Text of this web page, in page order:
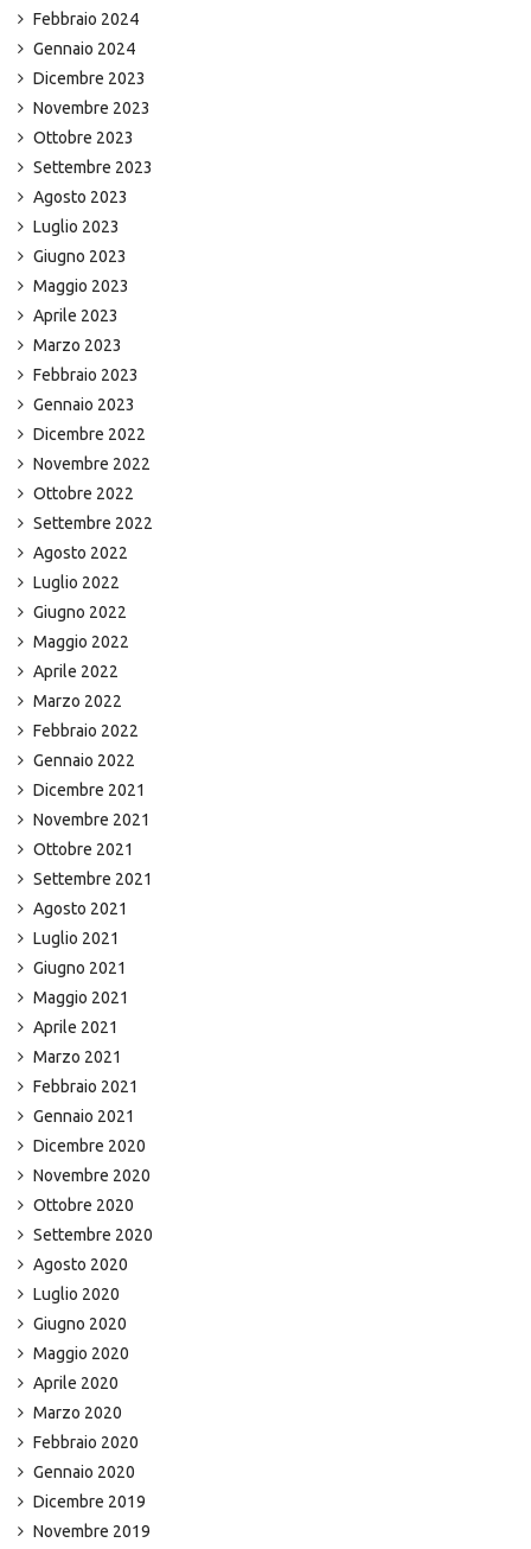
Febbraio 2024
Gennaio 2024
Dicembre 2023
Novembre 2023
Ottobre 2023
Settembre 2023
Agosto 2023
Luglio 2023
Giugno 2023
Maggio 2023
Aprile 2023
Marzo 2023
Febbraio 2023
Gennaio 2023
Dicembre 2022
Novembre 2022
Ottobre 2022
Settembre 2022
Agosto 2022
Luglio 2022
Giugno 2022
Maggio 2022
Aprile 2022
Marzo 2022
Febbraio 2022
Gennaio 2022
Dicembre 2021
Novembre 2021
Ottobre 2021
Settembre 2021
Agosto 2021
Luglio 2021
Giugno 2021
Maggio 2021
Aprile 2021
Marzo 2021
Febbraio 2021
Gennaio 2021
Dicembre 2020
Novembre 2020
Ottobre 2020
Settembre 2020
Agosto 2020
Luglio 2020
Giugno 2020
Maggio 2020
Aprile 2020
Marzo 2020
Febbraio 2020
Gennaio 2020
Dicembre 2019
Novembre 2019